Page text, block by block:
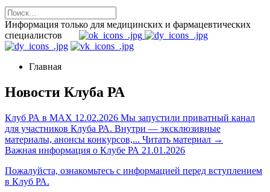
Информация только для медицинских и фармацевтических
специалистов
Главная
Новости Клуба РА
Клуб РА в MAX 12.02.2026 Мы запустили приватный канал
для участников Клуба РА. Внутри — эксклюзивные
материалы, анонсы конкурсов,... Читать материал →
Важная информация о Клубе РА 21.01.2026
Пожалуйста, ознакомьтесь с информацией перед вступлением
в Клуб РА.